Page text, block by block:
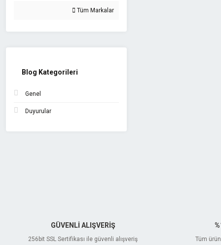
Tüm Markalar
Blog Kategorileri
Genel
Duyurular
GÜVENLİ ALIŞVERİŞ
256bit SSL Sertifikası ile güvenli alışveriş Tüm